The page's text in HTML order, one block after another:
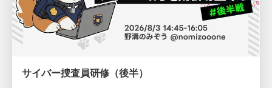
サイバー捜査員研修（後半）